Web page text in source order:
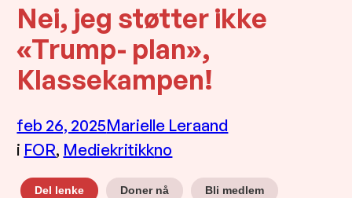
Nei, jeg støtter ikke
«Trump- plan»,
Klassekampen!
feb 26, 2025Marielle Leraand
i FOR, Mediekritikkno
Del lenke Doner nå Bli medlem